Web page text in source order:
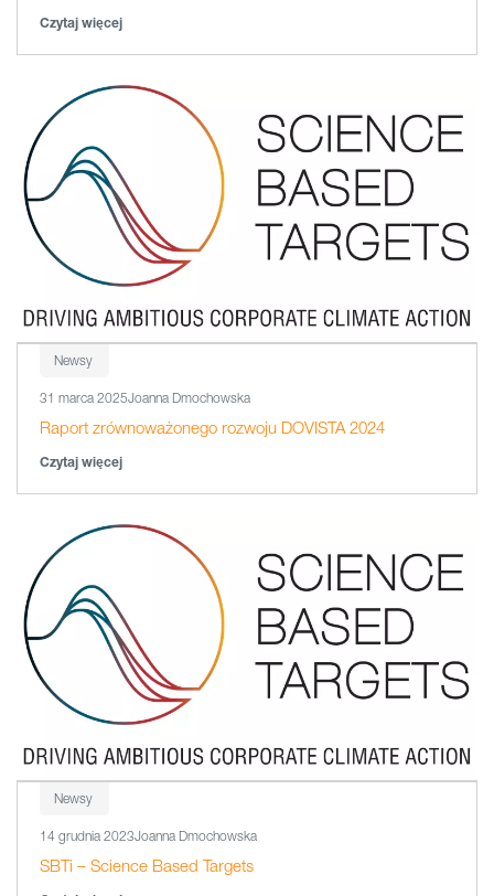
Czytaj więcej
Newsy
31 marca 2025Joanna Dmochowska
Raport zrównoważonego rozwoju DOVISTA 2024
Czytaj więcej
Newsy
14 grudnia 2023Joanna Dmochowska
SBTi – Science Based Targets